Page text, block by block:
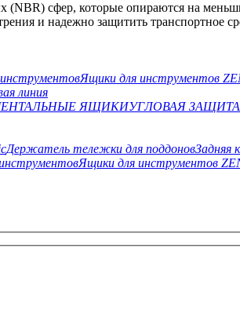
сфер, которые опираются на
и надежно защитить транспортное
Ящики для инструментов
линия
ЯЩИКИУГЛОВАЯ ЗАЩИТА
Держатель тележки для поддоновЗадняя
Ящики для инструментов